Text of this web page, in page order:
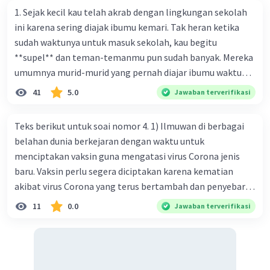
1. Sejak kecil kau telah akrab dengan lingkungan sekolah
ini karena sering diajak ibumu kemari. Tak heran ketika
sudah waktunya untuk masuk sekolah, kau begitu
**supel** dan teman-temanmu pun sudah banyak. Mereka
umumnya murid-murid yang pernah diajar ibumu waktu
kelas satu. Sedangkan aku? Aku waktu itu baru saja pindah
ke kota kecil ini. Makna kata bercetak tebal dalam kutipan
baik
41 5.0 Jawaban terverifikasi
Teks berikut untuk soai nomor 4. 1) Ilmuwan di berbagai
belahan dunia berkejaran dengan waktu untuk
menciptakan vaksin guna mengatasi virus Corona jenis
baru. Vaksin perlu segera diciptakan karena kematian
akibat virus Corona yang terus bertambah dan penyebaran
virus yang kian meluas. 2) Pada Jum'at (7-2-2020), Komisi
Kesehatan Nasional Cina mencatat jumlah kematian
11 0.0 Jawaban terverifikasi